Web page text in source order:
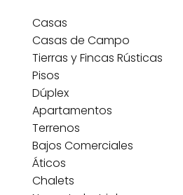
Casas
Casas de Campo
Tierras y Fincas Rústicas
Pisos
Dúplex
Apartamentos
Terrenos
Bajos Comerciales
Áticos
Chalets